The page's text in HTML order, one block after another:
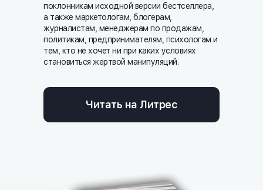
поклонникам исходной версии бестселлера,
а также маркетологам, блогерам,
журналистам, менеджерам по продажам,
политикам, предпринимателям, психологам и
тем, кто не хочет ни при каких условиях
становиться жертвой манипуляций.
Читать на Литрес